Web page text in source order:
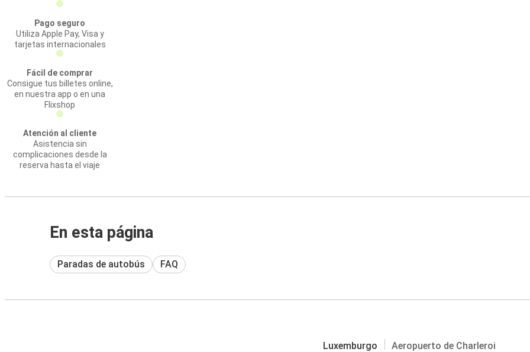
Pago seguro
Utiliza Apple Pay, Visa y
tarjetas internacionales
Fácil de comprar
Consigue tus billetes online,
en nuestra app o en una
Flixshop
Atención al cliente
Asistencia sin
complicaciones desde la
reserva hasta el viaje
En esta página
Paradas de autobús FAQ
Luxemburgo Aeropuerto de Charleroi